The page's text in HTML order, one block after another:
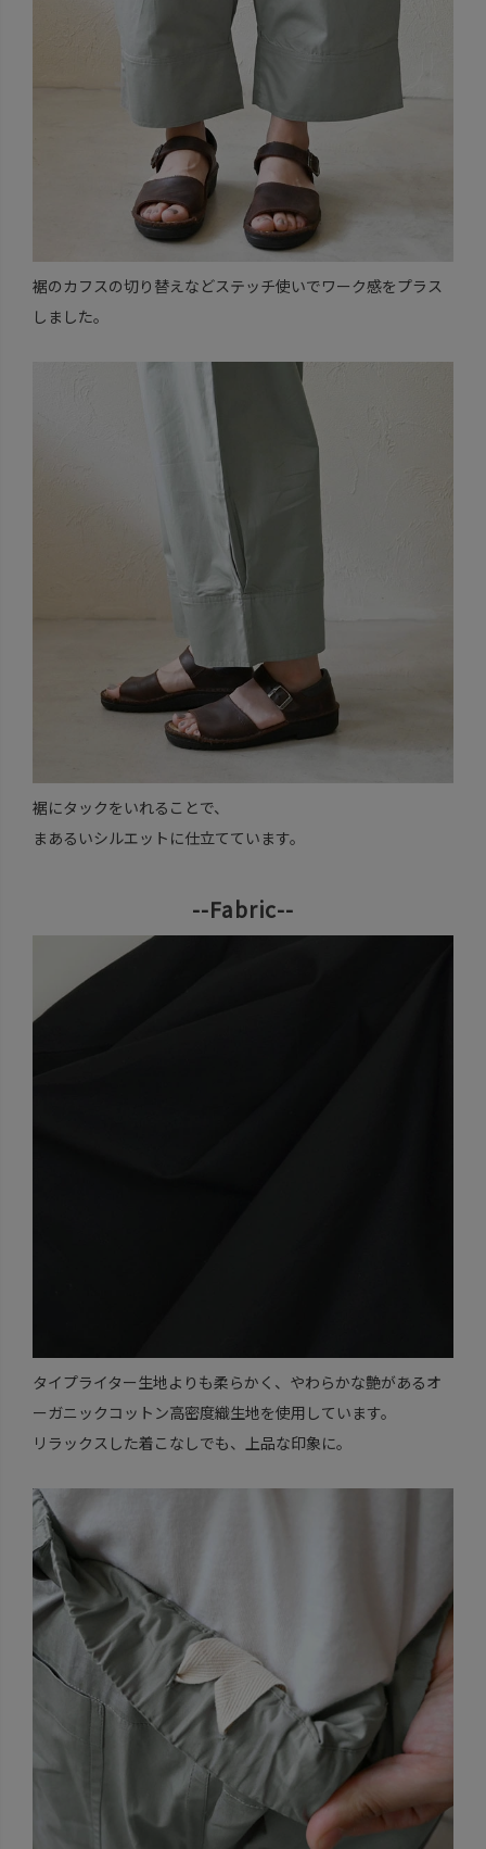
裾のカフスの切り替えなどステッチ使いでワーク感をプラス
しました。
裾にタックをいれることで、
まあるいシルエットに仕立てています。
--Fabric--
タイプライター生地よりも柔らかく、やわらかな艶があるオ
ーガニックコットン高密度織生地を使用しています。
リラックスした着こなしでも、上品な印象に。